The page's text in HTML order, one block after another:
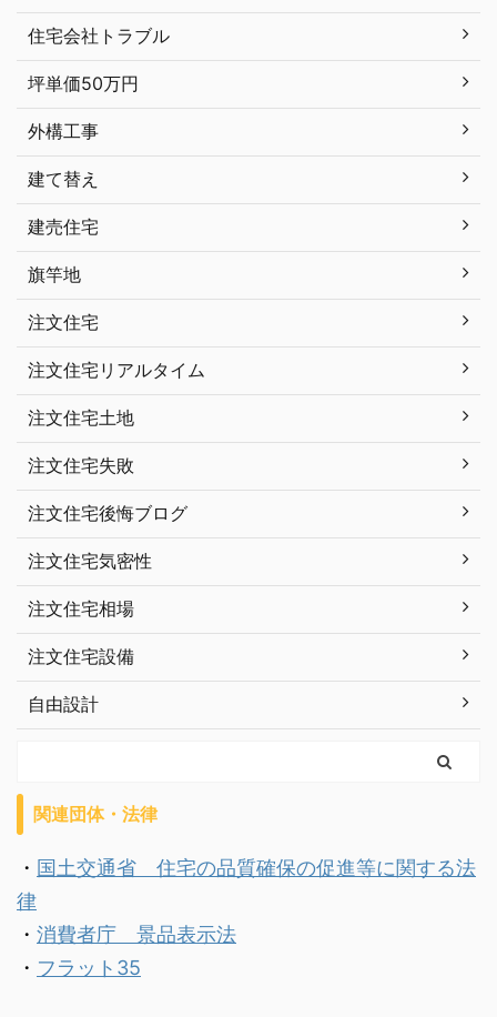
住宅会社トラブル
坪単価50万円
外構工事
建て替え
建売住宅
旗竿地
注文住宅
注文住宅リアルタイム
注文住宅土地
注文住宅失敗
注文住宅後悔ブログ
注文住宅気密性
注文住宅相場
注文住宅設備
自由設計
関連団体・法律
・ 国土交通省 住宅の品質確保の促進等に関する法
律
・ 消費者庁 景品表示法
・ フラット35